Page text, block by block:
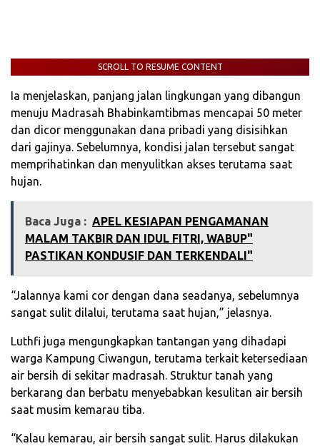
SCROLL TO RESUME CONTENT
Ia menjelaskan, panjang jalan lingkungan yang dibangun
menuju Madrasah Bhabinkamtibmas mencapai 50 meter
dan dicor menggunakan dana pribadi yang disisihkan
dari gajinya. Sebelumnya, kondisi jalan tersebut sangat
memprihatinkan dan menyulitkan akses terutama saat
hujan.
Baca Juga : APEL KESIAPAN PENGAMANAN
MALAM TAKBIR DAN IDUL FITRI, WABUP"
PASTIKAN KONDUSIF DAN TERKENDALI"
“Jalannya kami cor dengan dana seadanya, sebelumnya
sangat sulit dilalui, terutama saat hujan,” jelasnya.
Luthfi juga mengungkapkan tantangan yang dihadapi
warga Kampung Ciwangun, terutama terkait ketersediaan
air bersih di sekitar madrasah. Struktur tanah yang
berkarang dan berbatu menyebabkan kesulitan air bersih
saat musim kemarau tiba.
“Kalau kemarau, air bersih sangat sulit. Harus dilakukan